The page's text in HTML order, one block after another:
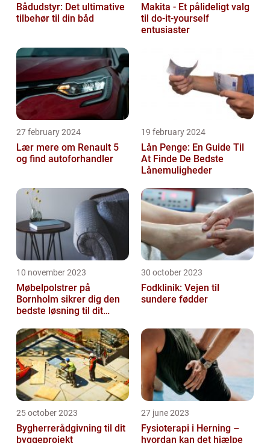
Bådudstyr: Det ultimative
tilbehør til din båd
Makita - Et pålideligt valg
til do-it-yourself
entusiaster
27 february 2024
Lær mere om Renault 5
og find autoforhandler
19 february 2024
Lån Penge: En Guide Til
At Finde De Bedste
Lånemuligheder
10 november 2023
Møbelpolstrer på
Bornholm sikrer dig den
bedste løsning til dit
30 october 2023
Fodklinik: Vejen til
sundere fødder
25 october 2023
Bygherrerådgivning til dit
byggeprojekt
27 june 2023
Fysioterapi i Herning –
hvordan kan det hjælpe